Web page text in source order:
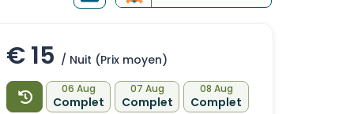
€ 15 / Nuit (Prix moyen)
06 Aug
Complet
07 Aug
Complet
08 Aug
Complet